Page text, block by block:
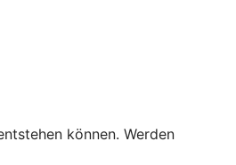
können. Werden